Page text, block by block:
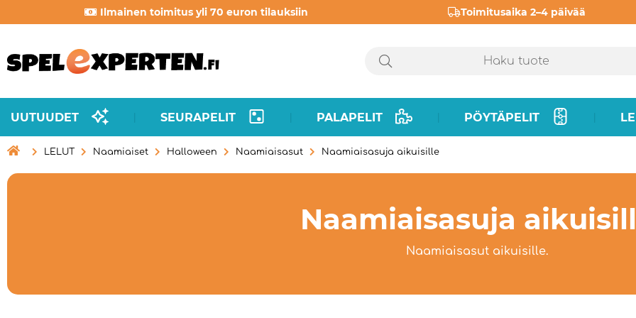
Ilmainen toimitus yli 70 euron tilauksiin Toimitusaika 2–4 päivää
UUTUUDET SEURAPELIT PALAPELIT PÖYTÄPELIT
 LELUT Naamiaiset Halloween Naamiaisasut Naamiaisasuja aikuisille
Naamiaisasuja
Naamiaisasut aikuisille.